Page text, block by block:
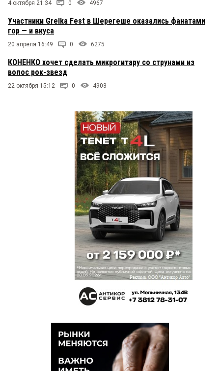
4 октября 21:34 0 4967
Участники Grelka Fest в Шерегеше оказались фанатами
гор — и вкуса
20 апреля 16:49 0 6275
КОНЕНКО хочет сделать микрогитару со струнами из
волос рок-звезд
22 октября 15:12 0 4903